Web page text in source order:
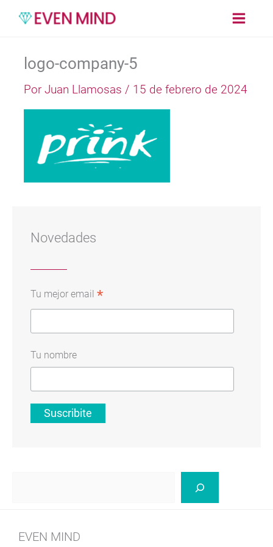
logo-company-5
PorJuan Llamosas/ 15 de febrero de 2024
Novedades
Tu mejor email*
Tu nombre
EVEN MIND